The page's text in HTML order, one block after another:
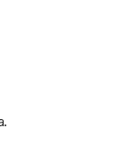
через